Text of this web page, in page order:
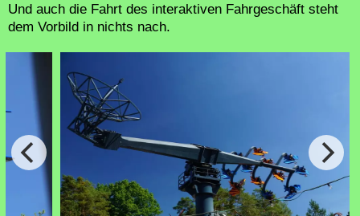
Und auch die Fahrt des interaktiven Fahrgeschäft steht
dem Vorbild in nichts nach.